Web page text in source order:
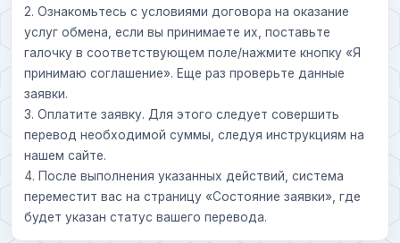
2. Ознакомьтесь с условиями договора на оказание
услуг обмена, если вы принимаете их, поставьте
галочку в соответствующем поле/нажмите кнопку «Я
принимаю соглашение». Еще раз проверьте данные
заявки.
3. Оплатите заявку. Для этого следует совершить
перевод необходимой суммы, следуя инструкциям на
нашем сайте.
4. После выполнения указанных действий, система
переместит вас на страницу «Состояние заявки», где
будет указан статус вашего перевода.